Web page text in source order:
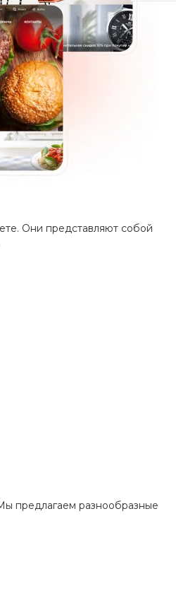
Они представляют собой
предлагаем разнообразные